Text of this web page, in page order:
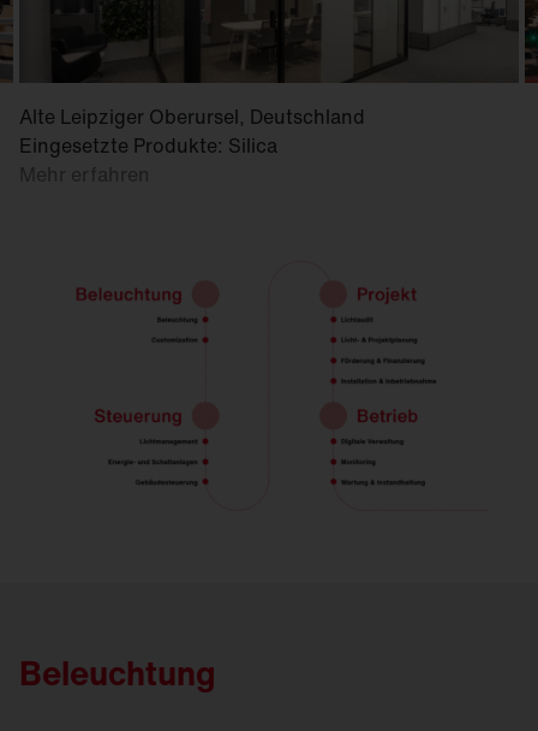
Alte Leipziger Oberursel, Deutschland
Eingesetzte Produkte: Silica
Mehr erfahren
Beleuchtung